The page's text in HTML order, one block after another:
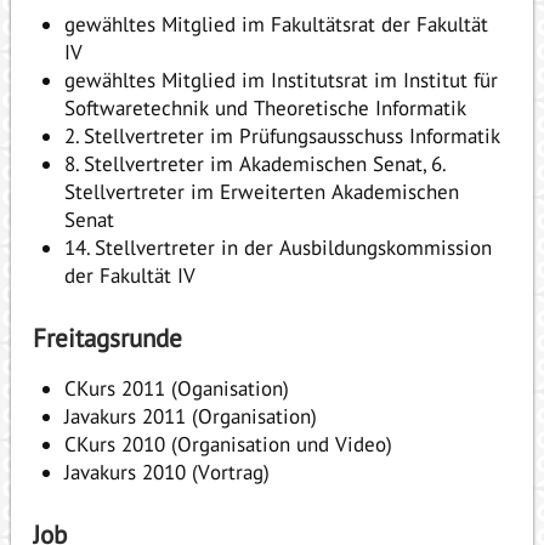
gewähltes Mitglied im Fakultätsrat der Fakultät
IV
gewähltes Mitglied im Institutsrat im Institut für
Softwaretechnik und Theoretische Informatik
2. Stellvertreter im Prüfungsausschuss Informatik
8. Stellvertreter im Akademischen Senat, 6.
Stellvertreter im Erweiterten Akademischen
Senat
14. Stellvertreter in der Ausbildungskommission
der Fakultät IV
Freitagsrunde
CKurs 2011 (Oganisation)
Javakurs 2011 (Organisation)
CKurs 2010 (Organisation und Video)
Javakurs 2010 (Vortrag)
Job